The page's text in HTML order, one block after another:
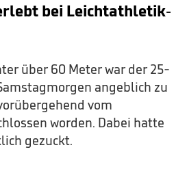
bei Leichtathletik-
über 60 Meter war der 25-
angeblich zu
vom
worden. Dabei hatte
gezuckt.